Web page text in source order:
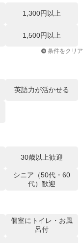
1,300円以上
1,500円以上
条件をクリア
英語力が活かせる
30歳以上歓迎
シニア（50代・60
代）歓迎
個室にトイレ・お風
呂付